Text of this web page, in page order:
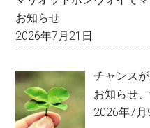
お知らせ
2026年7月21日
チャンス
お知らせ、
2026年7月